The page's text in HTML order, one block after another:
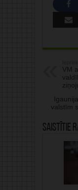
VM
valstīm
Saistītie